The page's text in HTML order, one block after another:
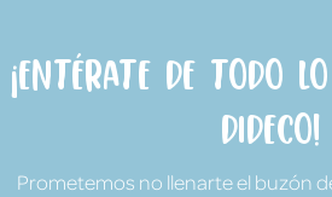
¡Entérate de todo
Dideco!
Prometemos no llenarte el buzón